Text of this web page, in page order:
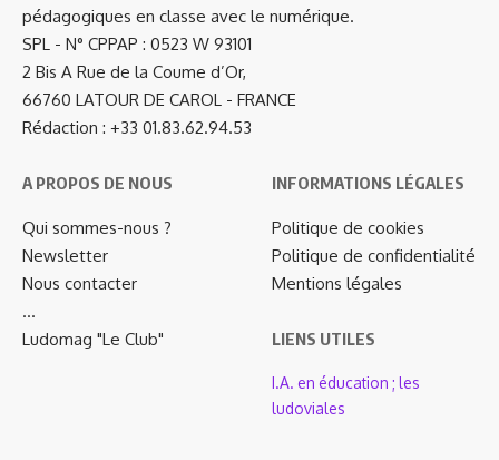
pédagogiques en classe avec le numérique.
SPL - N° CPPAP : 0523 W 93101
2 Bis A Rue de la Coume d’Or,
66760 LATOUR DE CAROL - FRANCE
Rédaction : +33 01.83.62.94.53
A PROPOS DE NOUS
Qui sommes-nous ?
Newsletter
Nous contacter
…
Ludomag "Le Club"
INFORMATIONS LÉGALES
Politique de cookies
Politique de confidentialité
Mentions légales
LIENS UTILES
I.A. en éducation ; les
ludoviales